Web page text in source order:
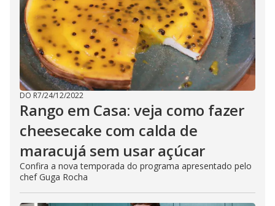
DO R7/24/12/2022
Rango em Casa: veja como fazer
cheesecake com calda de
maracujá sem usar açúcar
Confira a nova temporada do programa apresentado pelo
chef Guga Rocha